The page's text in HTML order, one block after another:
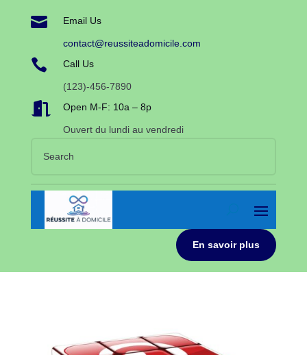
 Email Us
contact@reussiteadomicile.com
 Call Us
(123)-456-7890
 Open M-F: 10a – 8p
Ouvert du lundi au vendredi
En savoir plus